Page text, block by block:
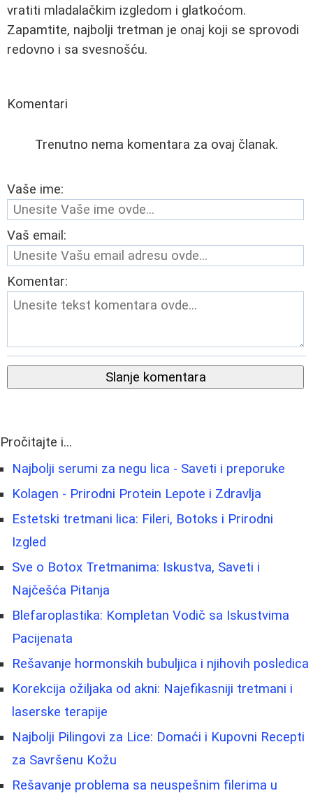
vratiti mladalačkim izgledom i glatkoćom.
Zapamtite, najbolji tretman je onaj koji se sprovodi
redovno i sa svesnošću.
Komentari
Trenutno nema komentara za ovaj članak.
Vaše ime:
Vaš email:
Komentar:
Slanje komentara
Pročitajte i...
Najbolji serumi za negu lica - Saveti i preporuke
Kolagen - Prirodni Protein Lepote i Zdravlja
Estetski tretmani lica: Fileri, Botoks i Prirodni
Izgled
Sve o Botox Tretmanima: Iskustva, Saveti i
Najčešća Pitanja
Blefaroplastika: Kompletan Vodič sa Iskustvima
Pacijenata
Rešavanje hormonskih bubuljica i njihovih posledica
Korekcija ožiljaka od akni: Najefikasniji tretmani i
laserske terapije
Najbolji Pilingovi za Lice: Domaći i Kupovni Recepti
za Savršenu Kožu
Rešavanje problema sa neuspešnim filerima u